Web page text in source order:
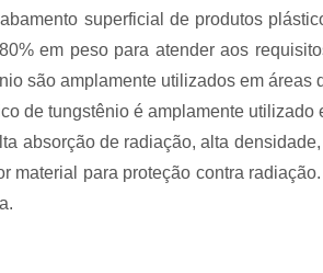
superficial de produtos
em peso para atender aos
são amplamente utilizados em áreas
de tungstênio é amplamente
absorção de radiação, alta
material para proteção contra